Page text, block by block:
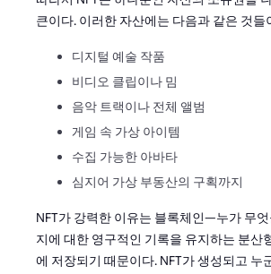
큰이다. 이러한 자산에는 다음과 같은 것들
디지털 예술 작품
비디오 클립이나 밈
음악 트랙이나 전체 앨범
게임 속 가상 아이템
수집 가능한 아바타
심지어 가상 부동산의 구획까지
NFT가 강력한 이유는 블록체인—누가 무
지에 대한 영구적인 기록을 유지하는 분산
에 저장되기 때문이다. NFT가 생성되고 누